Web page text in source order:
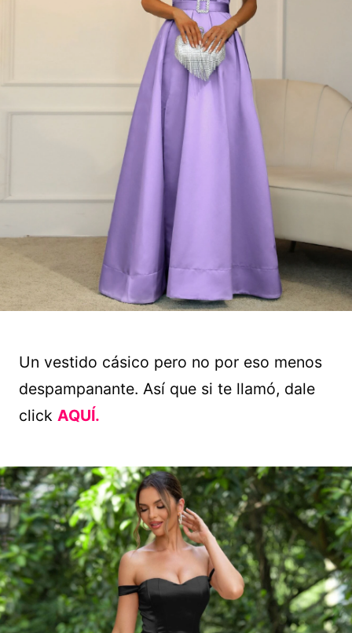
Un vestido cásico pero no por eso menos
despampanante. Así que si te llamó, dale
click AQUÍ.